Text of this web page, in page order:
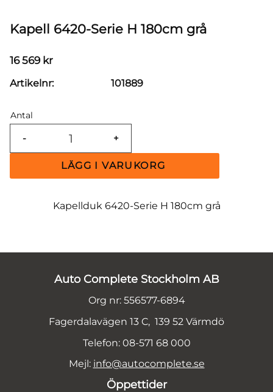
Kapell 6420-Serie H 180cm grå
16 569kr
Antal
+
-
Artikelnr 101889
Kapellduk 6420-Serie H 180cm grå
Auto Complete Stockholm AB
Org nr: 556577-6894
Fagerdalavägen 13 C, 139 52 Värmdö
Telefon: 08-571 68 000
Mejl: info@autocomplete.se
Öppettider